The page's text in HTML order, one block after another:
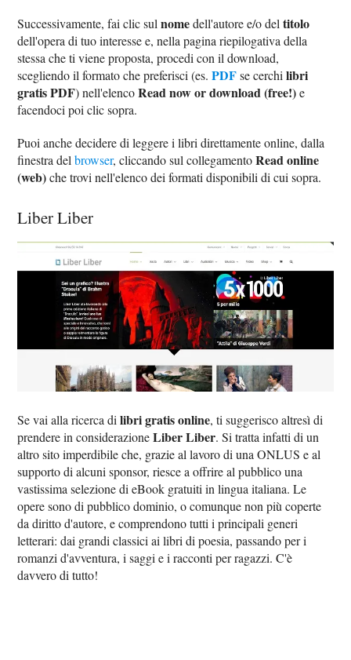
Successivamente, fai clic sulnomedell'autore e/o deltitolo
dell'opera di tuo interesse e, nella pagina riepilogativa della
stessa che ti viene proposta, procedi con il download,
scegliendo il formato che preferisci (es.PDFse cerchilibri
gratis PDF) nell'elencoRead now or download (free!)e
facendoci poi clic sopra.
Puoi anche decidere di leggere i libri direttamente online, dalla
finestra delbrowser, cliccando sul collegamentoRead online
(web)che trovi nell'elenco dei formati disponibili di cui sopra.
Liber Liber
Se vai alla ricerca dilibri gratis online, ti suggerisco altresì di
prendere in considerazioneLiber Liber. Si tratta infatti di un
altro sito imperdibile che, grazie al lavoro di una ONLUS e al
supporto di alcuni sponsor, riesce a offrire al pubblico una
vastissima selezione di eBook gratuiti in lingua italiana. Le
opere sono di pubblico dominio, o comunque non più coperte
da diritto d'autore, e comprendono tutti i principali generi
letterari: dai grandi classici ai libri di poesia, passando per i
romanzi d'avventura, i saggi e i racconti per ragazzi. C'è
davvero di tutto!